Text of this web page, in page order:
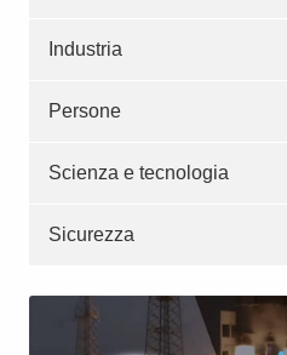
Industria
Persone
Scienza e tecnologia
Sicurezza